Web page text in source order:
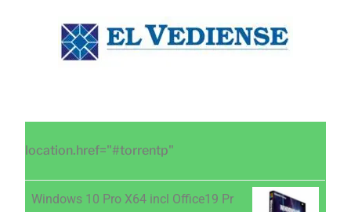
location.href="#torrentp"
Windows 10 Pro X64 incl Office19 Pr